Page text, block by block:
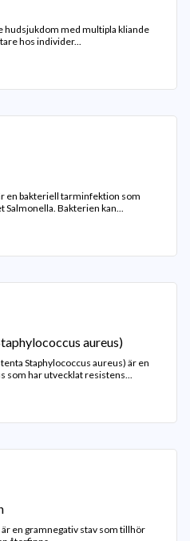
hudsjukdom med multipla kliande
hos individer...
en bakteriell tarminfektion som
Salmonella. Bakterien kan...
aureus)
Staphylococcus aureus) är en
som har utvecklat resistens...
en gramnegativ stav som tillhör